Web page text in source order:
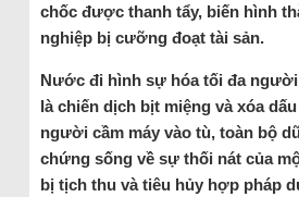
chốc được thanh tẩy, biến hình
nghiệp bị cưỡng đoạt tài sản.
Nước đi hình sự hóa tối đa
là chiến dịch bịt miệng và xóa
người cầm máy vào tù, toàn bộ
chứng sống về sự thối nát của
bị tịch thu và tiêu hủy hợp pháp